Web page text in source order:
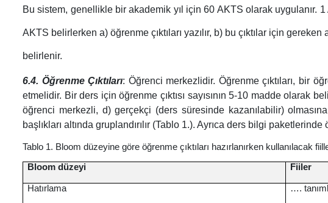
Bu sistem, genellikle bir akademik yıl için 60 AKTS olarak uygulanır.
AKTS belirlerken a) öğrenme çıktıları yazılır, b) bu çıktılar için
belirlenir.
6.4. Öğrenme Çıktıları: Öğrenci merkezlidir. Öğrenme çıktıları, bir
etmelidir. Bir ders için öğrenme çıktısı sayısının 5-10 madde olarak
öğrenci merkezli, d) gerçekçi (ders süresinde kazanılabilir)
başlıkları altında gruplandırılır (Tablo 1.). Ayrıca ders bilgi
Tablo 1. Bloom düzeyine göre öğrenme çıktıları hazırlanırken kullanılacak
Bloom düzeyi Fiiler
Hatırlama ….